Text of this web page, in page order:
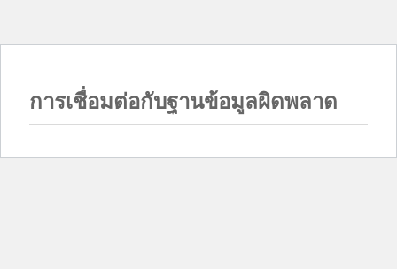
การเชื่อมต่อกับฐานข้อมูลผิดพลาด